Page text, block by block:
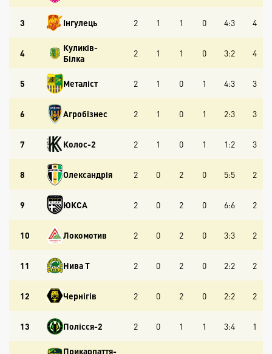
3 Інгулець 2 1 1 0 4:3 4
4
Куликів-
Білка
2 1 1 0 3:2 4
5 Металіст 2 1 0 1 4:3 3
6 Агробізнес 2 1 0 1 2:3 3
7 Колос-2 2 1 0 1 1:2 3
8 Олександрія 2 0 2 0 5:5 2
9 ЮКСА 2 0 2 0 6:6 2
10 Локомотив 2 0 2 0 3:3 2
11 Нива Т 2 0 2 0 2:2 2
12 Чернігів 2 0 2 0 2:2 2
13 Полісся-2 2 0 1 1 3:4 1
Прикарпаття-